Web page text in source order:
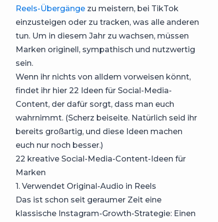
Reels-Übergänge zu meistern, bei TikTok
einzusteigen oder zu tracken, was alle anderen
tun. Um in diesem Jahr zu wachsen, müssen
Marken originell, sympathisch und nutzwertig
sein.
Wenn ihr nichts von alldem vorweisen könnt,
findet ihr hier 22 Ideen für Social-Media-
Content, der dafür sorgt, dass man euch
wahrnimmt. (Scherz beiseite. Natürlich seid ihr
bereits großartig, und diese Ideen machen
euch nur noch besser.)
22 kreative Social-Media-Content-Ideen für
Marken
1. Verwendet Original-Audio in Reels
Das ist schon seit geraumer Zeit eine
klassische Instagram-Growth-Strategie: Einen